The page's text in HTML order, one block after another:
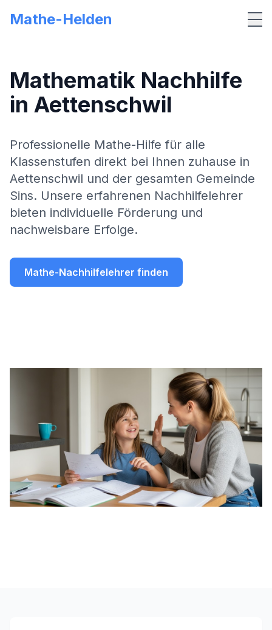
Mathe-Helden
Mathematik Nachhilfe
in Aettenschwil
Professionelle Mathe-Hilfe für alle
Klassenstufen direkt bei Ihnen zuhause in
Aettenschwil und der gesamten Gemeinde
Sins. Unsere erfahrenen Nachhilfelehrer
bieten individuelle Förderung und
nachweisbare Erfolge.
Mathe-Nachhilfelehrer finden